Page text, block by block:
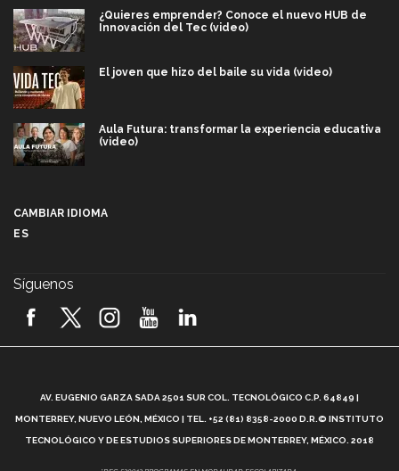
¿Quieres emprender? Conoce el nuevo HUB de
Innovación del Tec (video)
El joven que hizo del baile su vida (video)
Aula Futura: transformar la experiencia educativa
(video)
2026! (video)
¿Cómo es el Modelo Educativo Tec? (video)
CAMBIAR IDIOMA
ES
Síguenos
AV. EUGENIO GARZA SADA 2501 SUR COL. TECNOLÓGICO C.P. 64849 |
MONTERREY, NUEVO LEÓN, MÉXICO | TEL. +52 (81) 8358-2000 D.R.© INSTITUTO
TECNOLÓGICO Y DE ESTUDIOS SUPERIORES DE MONTERREY, MÉXICO. 2018